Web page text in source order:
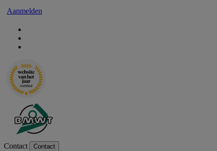
Aanmelden
Contact Contact